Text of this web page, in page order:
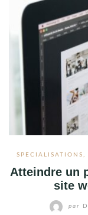
SPÉCIALISATIONS
Atteindre un
site
par